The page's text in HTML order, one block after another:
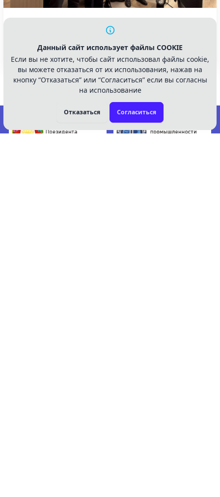
Центр кибербезопасности ОАО
1 3 ... 7 8
Данный сайт использует файлы COOKIE
Если вы не хотите, чтобы сайт использовал файлы cookie,
вы можете отказаться от их использования, нажав на
кнопку “Отказаться” или “Согласиться” если вы согласны
на использование
Отказаться Согласиться